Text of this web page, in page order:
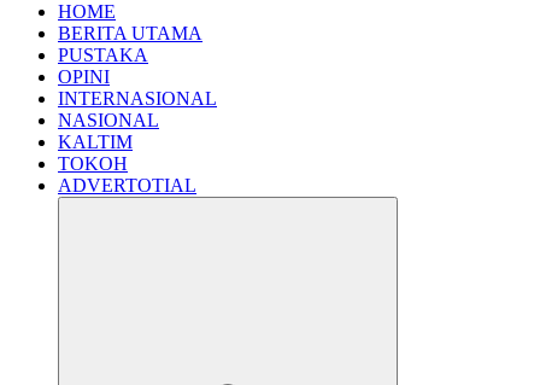
HOME
BERITA UTAMA
PUSTAKA
OPINI
INTERNASIONAL
NASIONAL
KALTIM
TOKOH
ADVERTOTIAL